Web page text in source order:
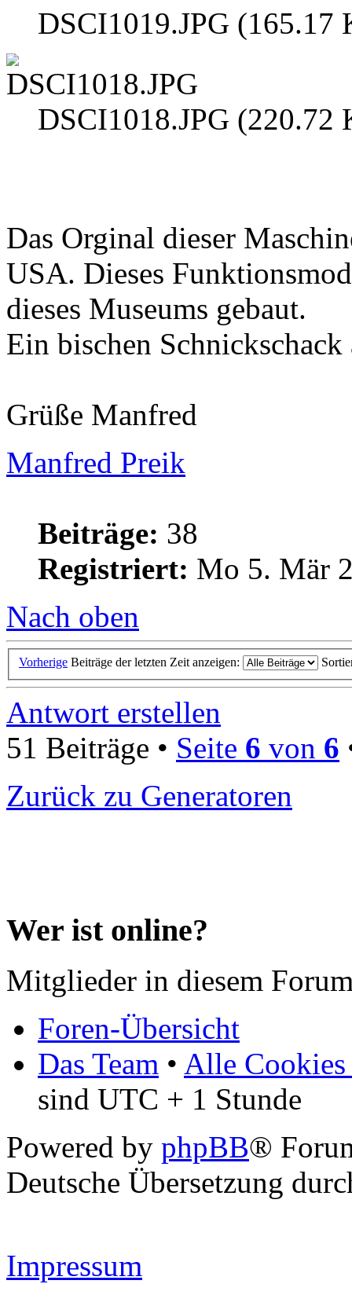
DSCI1019.JPG (165.17
DSCI1018.JPG (220.72
Das Orginal dieser
USA. Dieses
dieses Museums gebaut.
Ein bischen
Grüße Manfred
Manfred Preik
Beiträge: 38
Registriert: Mo 5. Mär
Nach oben
Vorherige Beiträge der letzten Zeit anzeigen:
Antwort erstellen
51 Beiträge • Seite 6 von 6
Zurück zu Generatoren
Wer ist online?
Mitglieder in diesem
Foren-Übersicht
Das Team • Alle Cookies
sind UTC + 1 Stunde
Powered by phpBB®
Deutsche Übersetzung
Impressum